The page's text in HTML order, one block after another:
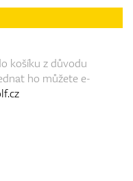
košíku z důvodu
ho můžete e-